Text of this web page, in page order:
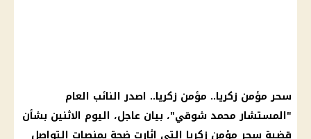
سحر مؤمن زكريا.. مؤمن زكريا.. اصدر النائب العام
"المستشار محمد شوقي"، بيان عاجل، اليوم الاثنين بشأن
قضية سحر مؤمن زكريا التي اثارت ضجة بمنصات التواصل